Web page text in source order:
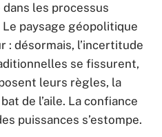
les processus
paysage géopolitique
: désormais, l’incertitude
se fissurent,
leurs règles, la
de l’aile. La confiance
puissances s’estompe.